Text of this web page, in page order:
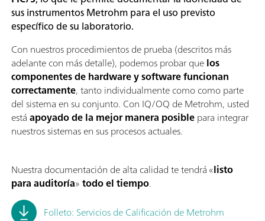
sus instrumentos Metrohm para el uso previsto
específico de su laboratorio.
Con nuestros procedimientos de prueba (descritos más
adelante con más detalle), podemos probar quelos
componentes de hardware y software funcionan
correctamente, tanto individualmente como como parte
del sistema en su conjunto. Con IQ/OQ de Metrohm, usted
estáapoyado de la mejor manera posiblepara integrar
nuestros sistemas en sus procesos actuales.
Nuestra documentación de alta calidad te tendrá «listo
para auditoría»todo el tiempo.
Folleto: Servicios de Calificación de Metrohm